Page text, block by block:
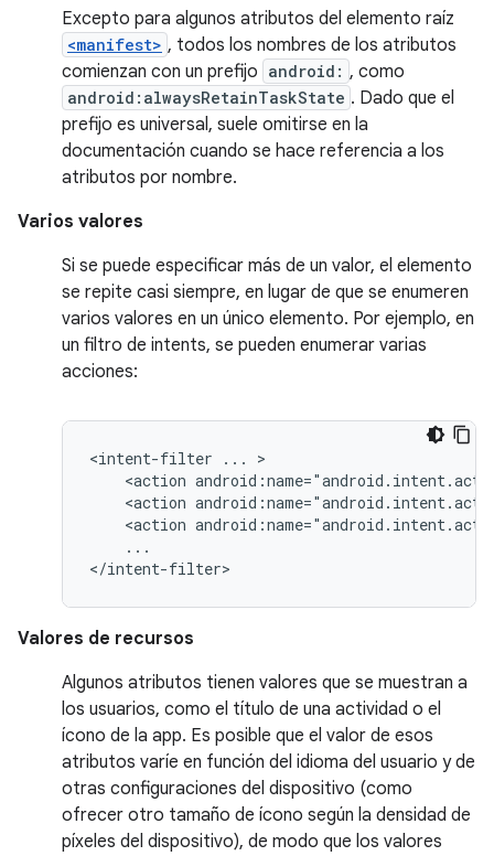
Excepto para algunos atributos del elemento raíz
<manifest> , todos los nombres de los atributos
comienzan con un prefijo android: , como
android:alwaysRetainTaskState . Dado que el
prefijo es universal, suele omitirse en la
documentación cuando se hace referencia a los
atributos por nombre.
Varios valores
Si se puede especificar más de un valor, el elemento
se repite casi siempre, en lugar de que se enumeren
varios valores en un único elemento. Por ejemplo, en
un filtro de intents, se pueden enumerar varias
acciones:
<intent-filter ...
<action
<action
<action
...
</intent-filter>
Valores de recursos
Algunos atributos tienen valores que se muestran a
los usuarios, como el título de una actividad o el
ícono de la app. Es posible que el valor de esos
atributos varíe en función del idioma del usuario y de
otras configuraciones del dispositivo (como
ofrecer otro tamaño de ícono según la densidad de
píxeles del dispositivo), de modo que los valores